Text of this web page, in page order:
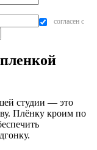
согласен с
студии — это
Плёнку кроим по